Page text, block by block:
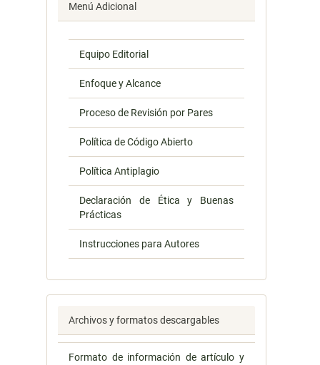
Menú Adicional
Equipo Editorial
Enfoque y Alcance
Proceso de Revisión por Pares
Política de Código Abierto
Política Antiplagio
Declaración de Ética y Buenas
Prácticas
Instrucciones para Autores
Archivos y formatos descargables
Formato de información de artículo y